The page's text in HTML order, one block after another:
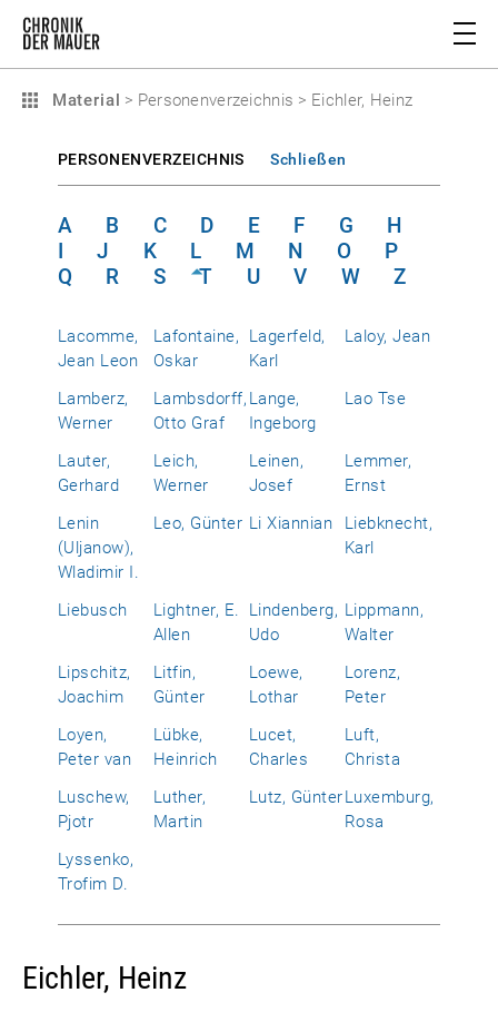
Material > Personenverzeichnis > Eichler, Heinz
PERSONENVERZEICHNIS Schließen
A B C D E F G
H
I
J K L M N O
P
Q
R S T U V W Z
Lacomme,
Jean Leon
Lafontaine,
Oskar
Lagerfeld,
Karl
Laloy, Jean
Lamberz,
Werner
Lambsdorff,
Otto Graf
Lange,
Ingeborg
Lao Tse
Lauter,
Gerhard
Leich,
Werner
Leinen,
Josef
Lemmer,
Ernst
Lenin
(Uljanow),
Wladimir I.
Leo, Günter Li Xiannian
Liebknecht,
Karl
Liebusch
Lightner, E.
Allen
Lindenberg,
Udo
Lippmann,
Walter
Lipschitz,
Joachim
Litfin,
Günter
Loewe,
Lothar
Lorenz,
Peter
Loyen,
Peter van
Lübke,
Heinrich
Lucet,
Charles
Luft,
Christa
Luschew,
Pjotr
Luther,
Martin
Lutz, GünterLuxemburg,
Rosa
Lyssenko,
Trofim D.
Eichler, Heinz